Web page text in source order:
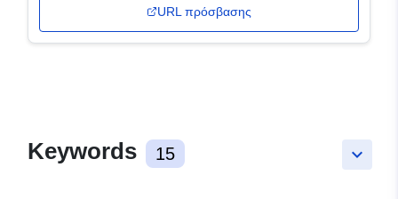
URL πρόσβασης
keyboard_arrow_down
Keywords 15